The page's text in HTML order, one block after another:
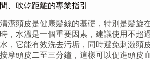
間、吹乾距離的專業指引
清潔頭皮是健康髮絲的基礎，特別是髮旋
時，水溫是一個重要因素，建議使用不超
水，它能有效洗去污垢，同時避免刺激頭
按摩頭皮二至三分鐘，這樣可以促進頭皮